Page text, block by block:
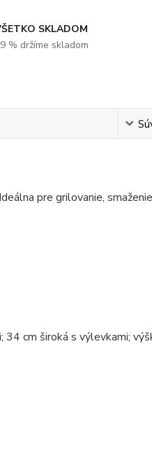
SKLADOM
% držíme skladom
pre grilovanie,
cm široká s výlevkami;